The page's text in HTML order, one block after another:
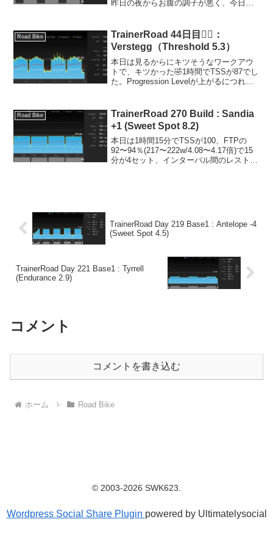
昨日の夜からお腹の調子が悪く、今日は
お腹の調子が悪いだけなん...
Road Bike
TrainerRoad 44日目🚴‍♂️：
Verstegg（Threshold 5.3）
本日は見るからにキツそうなワークアウ
トで、キツかった🤣1時間でTSSが87でし
た。Progression Levelが上がるにつれ
分)→102%(2分)→109%(2...
Road Bike
TrainerRoad 270 Build : Sandia
+1 (Sweet Spot 8.2)
本日は1時間15分でTSSが100、FTPの
92〜94％(217〜222w/4.08〜4.17倍)で15
分が4セット、インターバル間のレストが
TrainerRoad Day 219 Base1 : Antelope -4
(Sweet Spot 4.5)
TrainerRoad Day 221 Base1 : Tyrrell
(Endurance 2.9)
コメント
コメントを書き込む
ホーム Road Bike
© 2003-2026 SWK623.
Wordpress Social Share Plugin powered by Ultimatelysocial